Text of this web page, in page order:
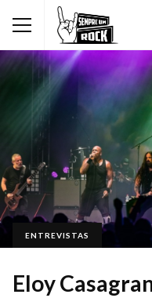
ENTREVISTAS
Eloy